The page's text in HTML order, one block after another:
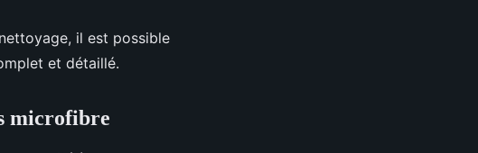
il est possible
et détaillé.
microfibre